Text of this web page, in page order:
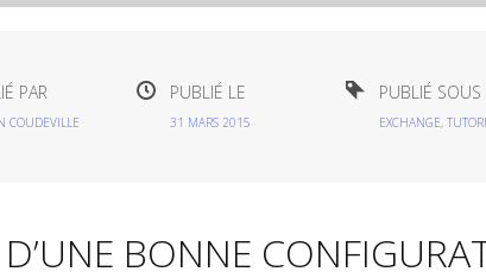
PAR
COUDEVILLE
PUBLIÉ LE
31 MARS 2015
PUBLIÉ SOUS
EXCHANGE,
D’UNE BONNE